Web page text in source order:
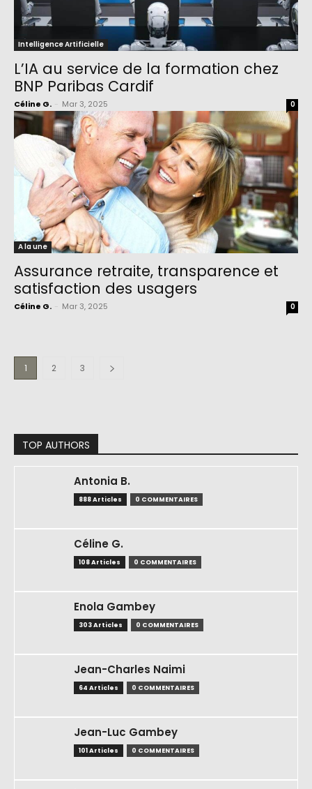
Intelligence Artificielle
L’IA au service de la formation chez
BNP Paribas Cardif
Céline G. Mar 3, 2025 0
A la une
Assurance retraite, transparence et
satisfaction des usagers
Céline G. Mar 3, 2025 0
1 2 3
TOP AUTHORS
Antonia B.
888 Articles 0 COMMENTAIRES
Céline G.
108 Articles 0 COMMENTAIRES
Enola Gambey
303 Articles 0 COMMENTAIRES
Jean-Charles Naimi
64 Articles 0 COMMENTAIRES
Jean-Luc Gambey
101 Articles 0 COMMENTAIRES